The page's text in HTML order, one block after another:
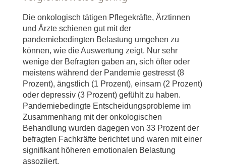
Die onkologisch tätigen Pflegekräfte, Ärztinnen
und Ärzte schienen gut mit der
pandemiebedingten Belastung umgehen zu
können, wie die Auswertung zeigt. Nur sehr
wenige der Befragten gaben an, sich öfter oder
meistens während der Pandemie gestresst (8
Prozent), ängstlich (1 Prozent), einsam (2 Prozent)
oder depressiv (3 Prozent) gefühlt zu haben.
Pandemiebedingte Entscheidungsprobleme im
Zusammenhang mit der onkologischen
Behandlung wurden dagegen von 33 Prozent der
befragten Fachkräfte berichtet und waren mit einer
signifikant höheren emotionalen Belastung
assoziiert.